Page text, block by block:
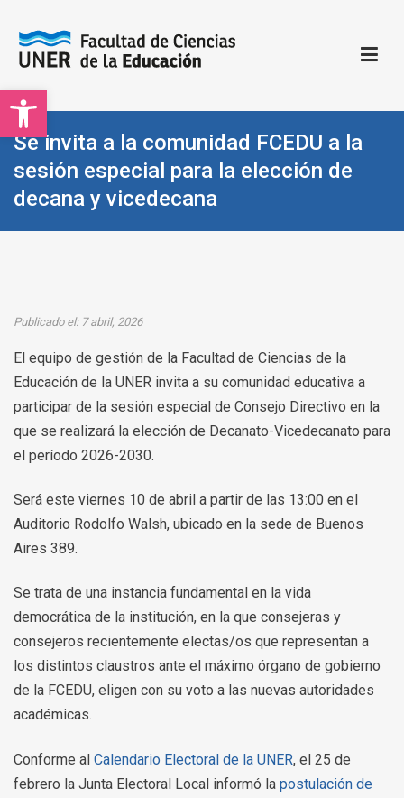
Open toolbar
contenido
Facultad de Ciencias de la Educación | UNER
Sitio oficial de la Facultad de Ciencias de la Educación
Se invita a la comunidad FCEDU a la
sesión especial para la elección de
decana y vicedecana
Publicado el: 7 abril, 2026
El equipo de gestión de la Facultad de Ciencias de la
Educación de la UNER invita a su comunidad educativa a
participar de la sesión especial de Consejo Directivo en la
que se realizará la elección de Decanato-Vicedecanato para
el período 2026-2030.
Será este viernes 10 de abril a partir de las 13:00 en el
Auditorio Rodolfo Walsh, ubicado en la sede de Buenos
Aires 389.
Se trata de una instancia fundamental en la vida
democrática de la institución, en la que consejeras y
consejeros recientemente electas/os que representan a
los distintos claustros ante el máximo órgano de gobierno
de la FCEDU, eligen con su voto a las nuevas autoridades
académicas.
Conforme al Calendario Electoral de la UNER, el 25 de
febrero la Junta Electoral Local informó la postulación de